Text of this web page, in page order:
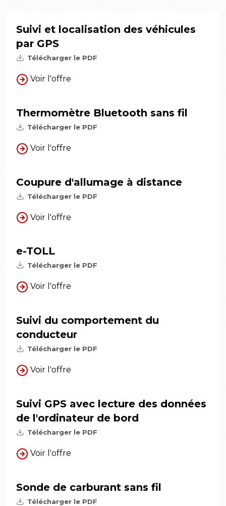
Suivi et localisation des véhicules
par GPS
Télécharger le PDF
Voir l'offre
Thermomètre Bluetooth sans fil
Télécharger le PDF
Voir l'offre
Coupure d'allumage à distance
Télécharger le PDF
Voir l'offre
e-TOLL
Télécharger le PDF
Voir l'offre
Suivi du comportement du
conducteur
Télécharger le PDF
Voir l'offre
Suivi GPS avec lecture des données
de l'ordinateur de bord
Télécharger le PDF
Voir l'offre
Sonde de carburant sans fil
Télécharger le PDF